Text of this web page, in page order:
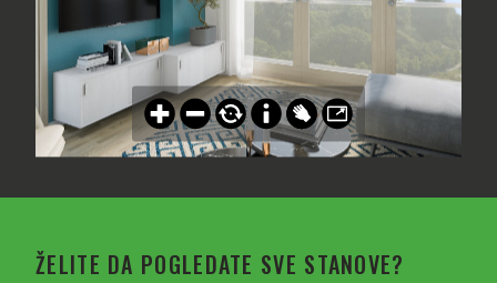
ŽELITE DA POGLEDATE SVE STANOVE?